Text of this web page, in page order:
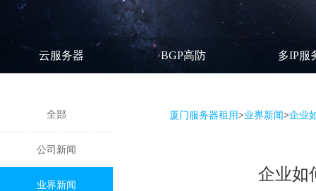
云服务器 BGP高防 多IP服
全部
公司新闻
业界新闻
厦门服务器租用>业界新闻>企业
企业如